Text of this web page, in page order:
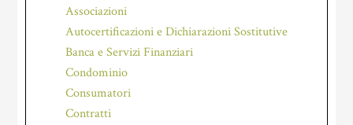
Associazioni
Autocertificazioni e Dichiarazioni Sostitutive
Banca e Servizi Finanziari
Condominio
Consumatori
Contratti